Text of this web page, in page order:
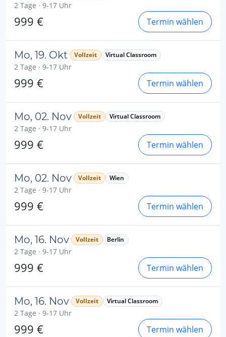
2 Tage · 9-17 Uhr
999 € Termin wählen
Mo, 19. Okt Vollzeit Virtual Classroom
2 Tage · 9-17 Uhr
999 € Termin wählen
Mo, 02. Nov Vollzeit Virtual Classroom
2 Tage · 9-17 Uhr
999 € Termin wählen
Mo, 02. Nov Vollzeit Wien
2 Tage · 9-17 Uhr
999 € Termin wählen
Mo, 16. Nov Vollzeit Berlin
2 Tage · 9-17 Uhr
999 € Termin wählen
Mo, 16. Nov Vollzeit Virtual Classroom
2 Tage · 9-17 Uhr
999 € Termin wählen